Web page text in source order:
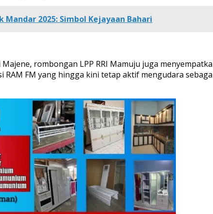
Mandar 2025: Simbol Kejayaan Bahari
rombongan LPP RRI Mamuju juga
RAM FM yang hingga kini tetap aktif mengudara